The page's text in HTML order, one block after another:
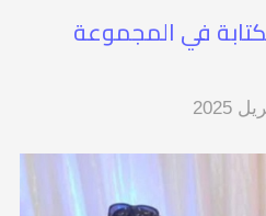
في المجموعة